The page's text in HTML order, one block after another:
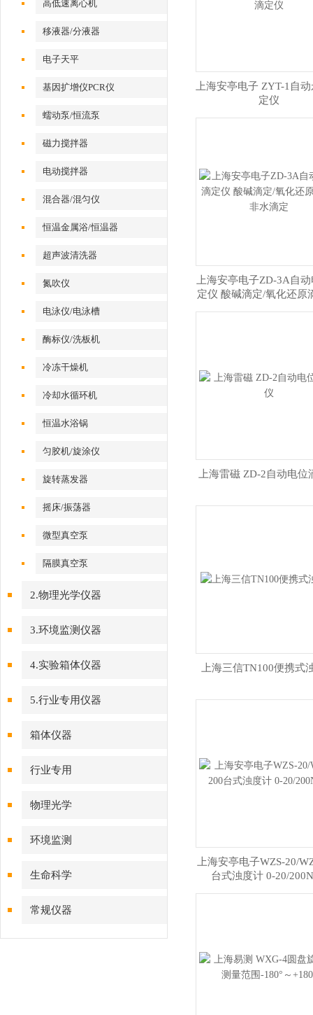
高低速离心机
移液器/分液器
电子天平
基因扩增仪PCR仪
蠕动泵/恒流泵
磁力搅拌器
电动搅拌器
混合器/混匀仪
恒温金属浴/恒温器
超声波清洗器
氮吹仪
电泳仪/电泳槽
酶标仪/洗板机
冷冻干燥机
冷却水循环机
恒温水浴锅
匀胶机/旋涂仪
旋转蒸发器
摇床/振荡器
微型真空泵
隔膜真空泵
2.物理光学仪器
3.环境监测仪器
4.实验箱体仪器
5.行业专用仪器
箱体仪器
行业专用
物理光学
环境监测
生命科学
常规仪器
上海安亭电子 ZYT-1自
定仪
上海安亭电子ZD-3A自
定仪 酸碱滴定/氧化还原
上海雷磁 ZD-2自动电位
上海三信TN100便携式
上海安亭电子WZS-20/
台式浊度计 0-20/